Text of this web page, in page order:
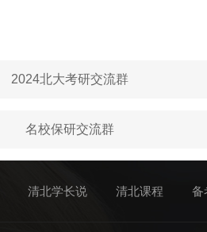
2024北大考研交流群
名校保研交流群
清北学长说 清北课程 备